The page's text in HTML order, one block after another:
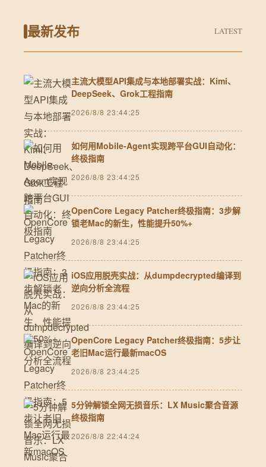
最新发布 LATEST
主流大模型API集成与本地部署实战：Kimi、
DeepSeek、Grok工程指南
2026/8/8 23:44:25
如何用Mobile-Agent实现跨平台GUI自动化：
终极指南
2026/8/8 23:44:25
OpenCore Legacy Patcher终极指南：3步解
锁老Mac的新生，性能提升50%+
2026/8/8 23:44:25
iOS应用脱壳实战：从dumpdecrypted编译到
逆向分析全流程
2026/8/8 23:44:25
OpenCore Legacy Patcher终极指南：5步让
老旧Mac运行最新macOS
2026/8/8 23:44:25
5分钟解锁全网无损音乐：LX Music聚合音源
终极指南
2026/8/8 22:44:24